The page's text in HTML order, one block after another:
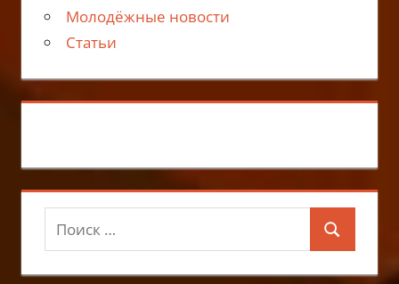
Молодёжные новости
Статьи
Поиск
для:
Поиск